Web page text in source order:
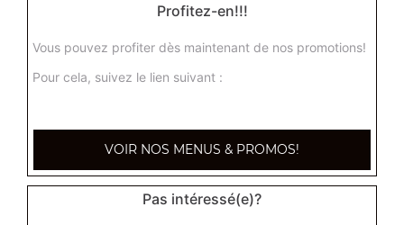
Nos Accompagnements
riz nature, riz cantonnais, riz sauté aux crevettes, ...
+
Profitez-en!!!
Vous pouvez profiter dès maintenant de nos promotions!
Pour cela, suivez le lien suivant :
VOIR NOS MENUS & PROMOS!
Pas intéressé(e)?